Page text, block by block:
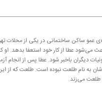
عمو ساكن ساختمانی در یكی از محلات
عطا از كار خود استعفا بدهد. او
دیگران باخبر شود. عطا پس از انجام
به نام طلعت نبوده است. طلعت كه از این
طلعت می‌زند.